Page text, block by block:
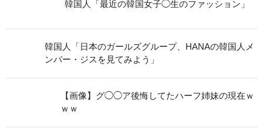
韓国人「最近の韓国女子◯生のファッション」
韓国人「日本のガールズグループ、HANAの韓国人メ
ンバー・ジスを見てみよう」
【画像】グ◯◯ア後悔してたハーフ姉妹の現在ｗ
ｗｗ